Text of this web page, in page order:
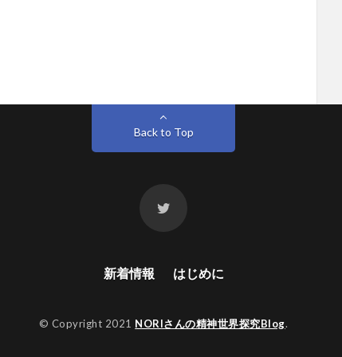
Back to Top
新着情報 はじめに
© Copyright 2021 NORIさんの精神世界探究Blog.